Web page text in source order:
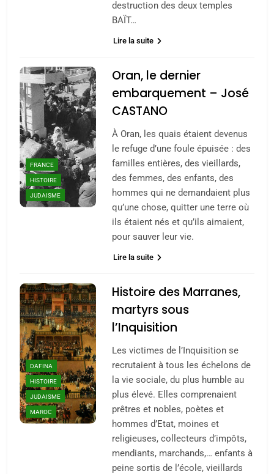
destruction des deux temples
BAÏT…
Lire la suite
FRANCE
HISTOIRE
JUDAISME
Oran, le dernier
embarquement – José
CASTANO
À Oran, les quais étaient devenus
le refuge d’une foule épuisée : des
familles entières, des vieillards,
des femmes, des enfants, des
hommes qui ne demandaient plus
qu’une chose, quitter une terre où
ils étaient nés et qu’ils aimaient,
pour sauver leur vie.
Lire la suite
DAFINA
HISTOIRE
JUDAISME
MAROC
Histoire des Marranes,
martyrs sous
l’Inquisition
Les victimes de l’Inquisition se
recrutaient à tous les échelons de
la vie sociale, du plus humble au
plus élevé. Elles comprenaient
prêtres et nobles, poètes et
hommes d’Etat, moines et
religieuses, collecteurs d’impôts,
mendiants, marchands,… enfants à
peine sortis de l’école, vieillards